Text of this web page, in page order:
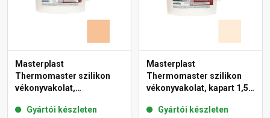
Masterplast
Thermomaster szilikon
vékonyvakolat,
04-C 25 kg
Gyártói készleten
Masterplast
Thermomaster szilikon
vékonyvakolat, kapart 1,5
Gyártói készleten